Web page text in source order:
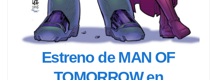
Estreno de MAN OF